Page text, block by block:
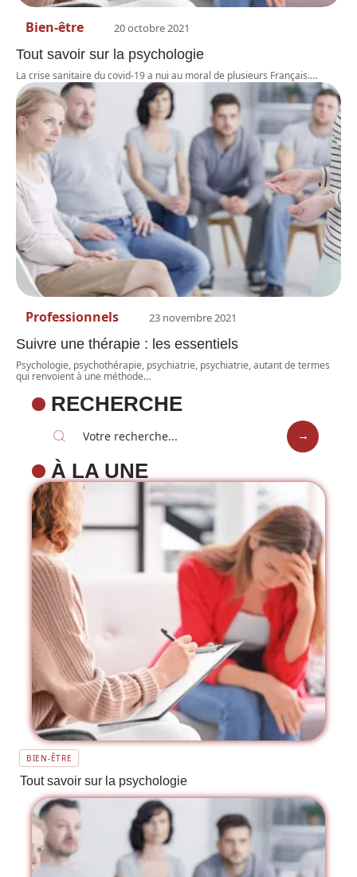
Bien-être 20 octobre 2021
Tout savoir sur la psychologie
La crise sanitaire du covid-19 a nui au moral de plusieurs Français.…
Professionnels 23 novembre 2021
Suivre une thérapie : les essentiels
Psychologie, psychothérapie, psychiatrie, psychiatrie, autant de termes
qui renvoient à une méthode…
RECHERCHE
À LA UNE
BIEN-ÊTRE
Tout savoir sur la psychologie